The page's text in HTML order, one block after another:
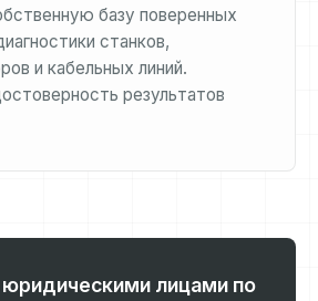
базу поверенных
станков,
и кабельных линий.
результатов
лицами по